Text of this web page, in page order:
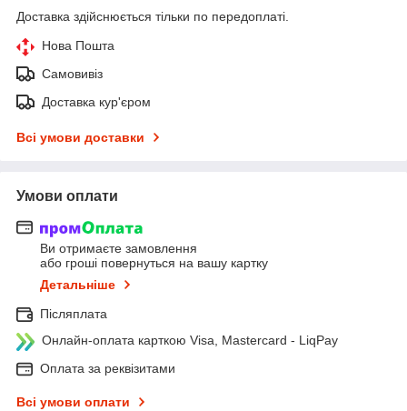
Доставка здійснюється тільки по передоплаті.
Нова Пошта
Самовивіз
Доставка кур'єром
Всі умови доставки
Умови оплати
Ви отримаєте замовлення
або гроші повернуться на вашу картку
Детальніше
Післяплата
Онлайн-оплата карткою Visa, Mastercard - LiqPay
Оплата за реквізитами
Всі умови оплати